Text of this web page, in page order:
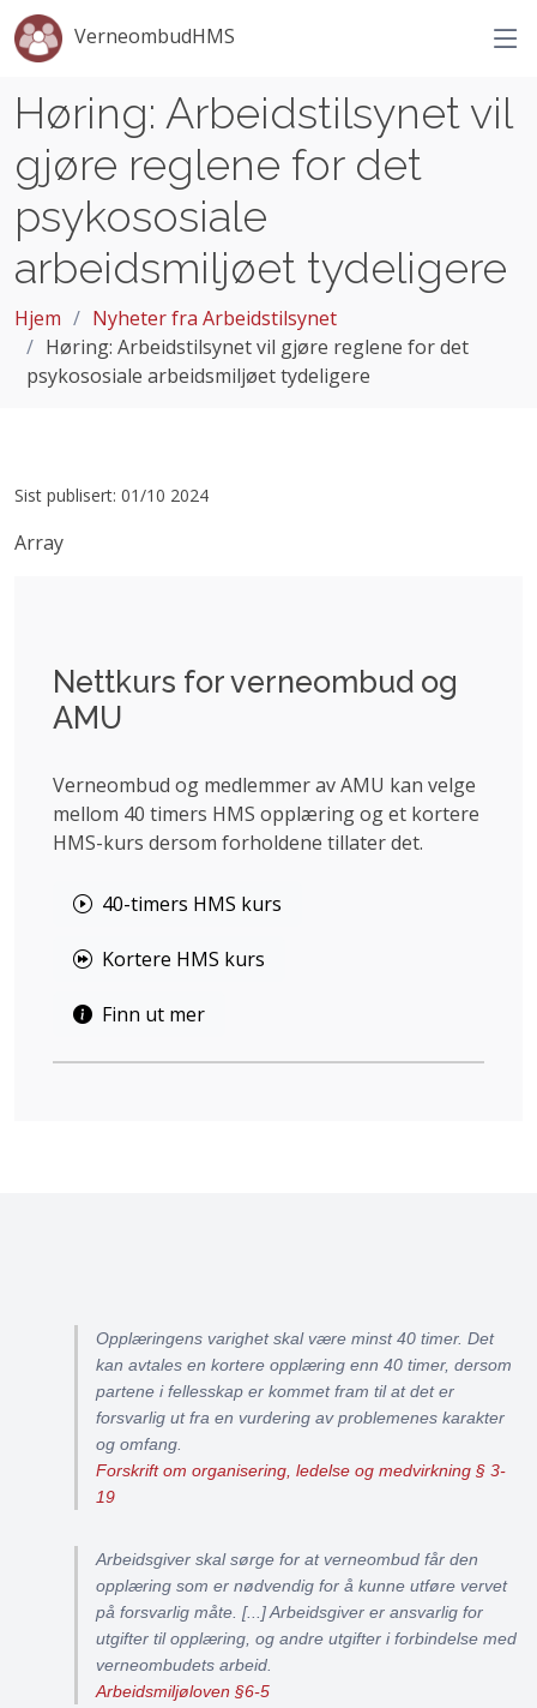
VerneombudHMS
Høring: Arbeidstilsynet vil
gjøre reglene for det
psykososiale
arbeidsmiljøet tydeligere
Hjem
Nyheter fra Arbeidstilsynet
Høring: Arbeidstilsynet vil gjøre reglene for det
psykososiale arbeidsmiljøet tydeligere
Sist publisert: 01/10 2024
Array
Nettkurs for verneombud og
AMU
Verneombud og medlemmer av AMU kan velge
mellom 40 timers HMS opplæring og et kortere
HMS-kurs dersom forholdene tillater det.
40-timers HMS kurs
Kortere HMS kurs
Finn ut mer
Opplæringens varighet skal være minst 40 timer. Det
kan avtales en kortere opplæring enn 40 timer, dersom
partene i fellesskap er kommet fram til at det er
forsvarlig ut fra en vurdering av problemenes karakter
og omfang.
Forskrift om organisering, ledelse og medvirkning § 3-
19
Arbeidsgiver skal sørge for at verneombud får den
opplæring som er nødvendig for å kunne utføre vervet
på forsvarlig måte. [...] Arbeidsgiver er ansvarlig for
utgifter til opplæring, og andre utgifter i forbindelse med
verneombudets arbeid.
Arbeidsmiljøloven §6-5